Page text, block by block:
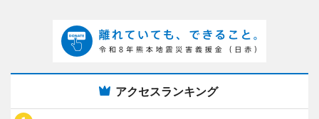
アクセスランキング